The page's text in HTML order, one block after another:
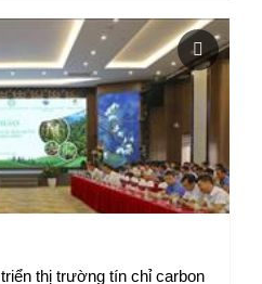
thị trường tín chỉ carbon